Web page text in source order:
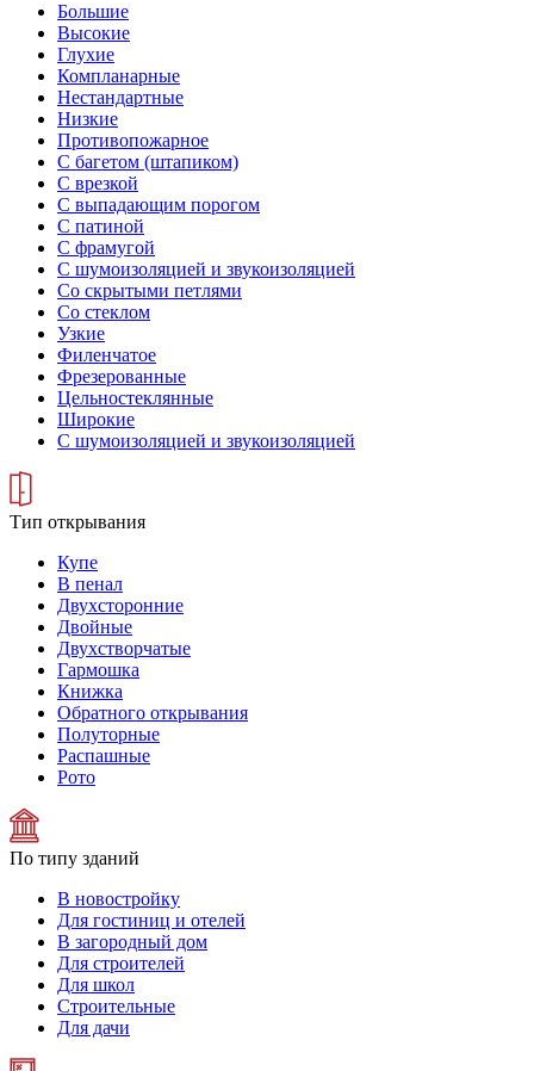
Большие
Высокие
Глухие
Компланарные
Нестандартные
Низкие
Противопожарное
С багетом (штапиком)
С врезкой
С выпадающим порогом
С патиной
С фрамугой
С шумоизоляцией и звукоизоляцией
Со скрытыми петлями
Со стеклом
Узкие
Филенчатое
Фрезерованные
Цельностеклянные
Широкие
С шумоизоляцией и звукоизоляцией
Тип открывания
Купе
В пенал
Двухсторонние
Двойные
Двухстворчатые
Гармошка
Книжка
Обратного открывания
Полуторные
Распашные
Рото
По типу зданий
В новостройку
Для гостиниц и отелей
В загородный дом
Для строителей
Для школ
Строительные
Для дачи